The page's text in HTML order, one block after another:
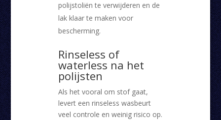
polijstoliën te verwijderen en de
lak klaar te maken voor
bescherming.
Rinseless of
waterless na het
polijsten
Als het vooral om stof gaat,
levert een rinseless wasbeurt
veel controle en weinig risico op.